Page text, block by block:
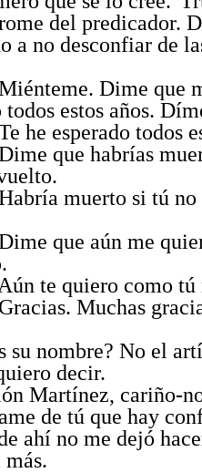
del predicador.
a no desconfiar de
Dime que
todos estos años.
he esperado todos
que habrías
muerto si tú no
que aún me
te quiero como tú
Muchas
su nombre? No el
decir.
Martínez, cariño-
de tú que hay
ahí no me dejó